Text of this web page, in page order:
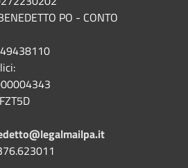
PO - CONTO